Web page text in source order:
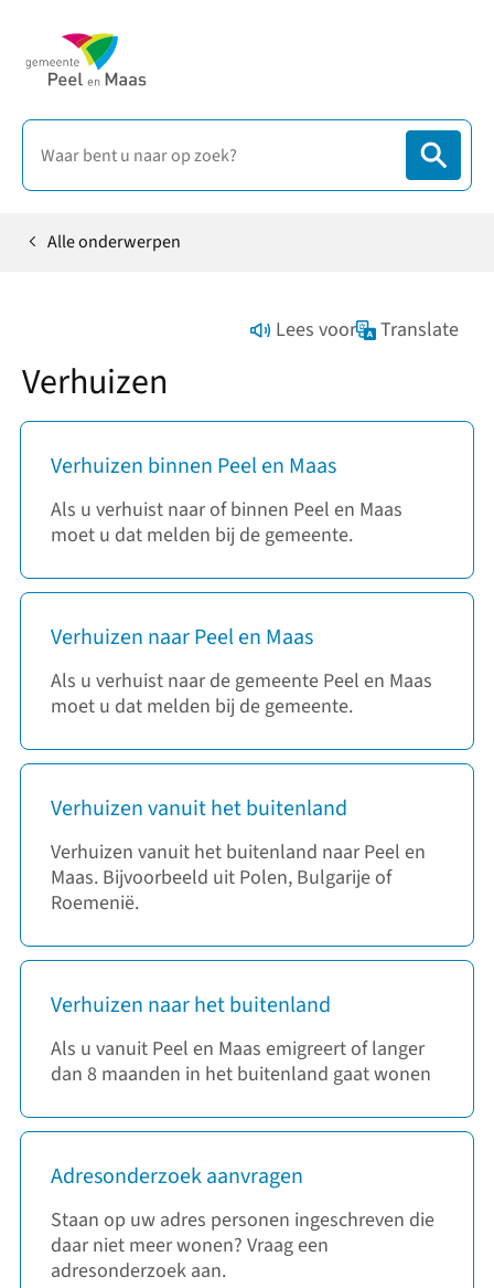
HomeAlle onderwerpen
Lees voor Translate
Verhuizen
Verhuizen binnen Peel en Maas
Als u verhuist naar of binnen Peel en Maas
moet u dat melden bij de gemeente.
Verhuizen naar Peel en Maas
Als u verhuist naar de gemeente Peel en Maas
moet u dat melden bij de gemeente.
Verhuizen vanuit het buitenland
Verhuizen vanuit het buitenland naar Peel en
Maas. Bijvoorbeeld uit Polen, Bulgarije of
Roemenië.
Verhuizen naar het buitenland
Als u vanuit Peel en Maas emigreert of langer
dan 8 maanden in het buitenland gaat wonen
Adresonderzoek aanvragen
Staan op uw adres personen ingeschreven die
daar niet meer wonen? Vraag een
adresonderzoek aan.